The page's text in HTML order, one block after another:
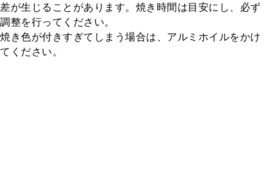
差が生じることがあります。焼き時間は目安にし、必ず
調整を行ってください。
焼き色が付きすぎてしまう場合は、アルミホイルをかけ
てください。